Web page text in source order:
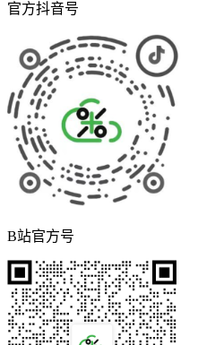
官方抖音号
B站官方号